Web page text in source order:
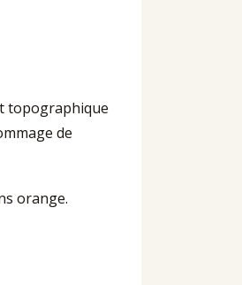
topographique
de
orange.